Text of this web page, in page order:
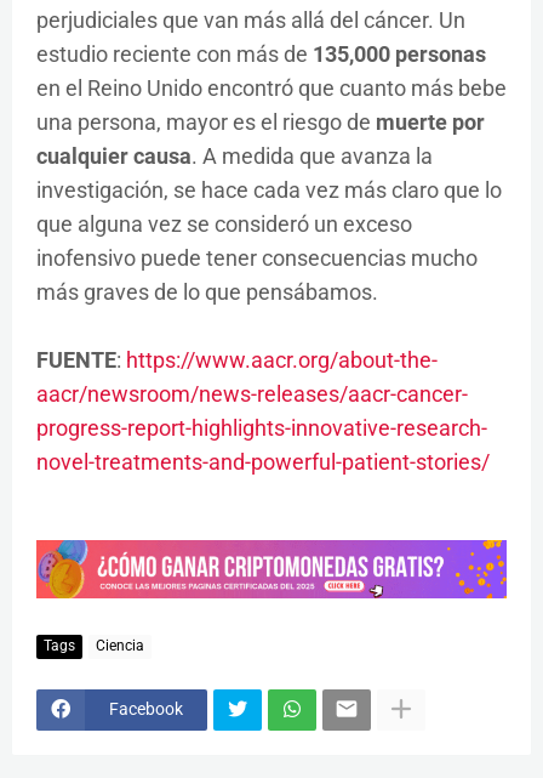
perjudiciales que van más allá del cáncer. Un
estudio reciente con más de 135,000 personas
en el Reino Unido encontró que cuanto más bebe
una persona, mayor es el riesgo de muerte por
cualquier causa. A medida que avanza la
investigación, se hace cada vez más claro que lo
que alguna vez se consideró un exceso
inofensivo puede tener consecuencias mucho
más graves de lo que pensábamos.
FUENTE: https://www.aacr.org/about-the-
aacr/newsroom/news-releases/aacr-cancer-
progress-report-highlights-innovative-research-
novel-treatments-and-powerful-patient-stories/
Tags Ciencia
Facebook